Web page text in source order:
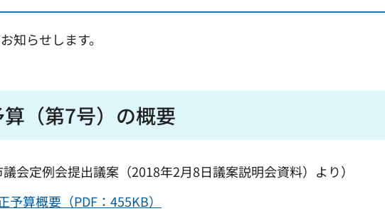
知らせします。
（第7号）の概要
議会定例会提出議案（2018年2月8日議案説明会資料）より）
予算概要（PDF：455KB）